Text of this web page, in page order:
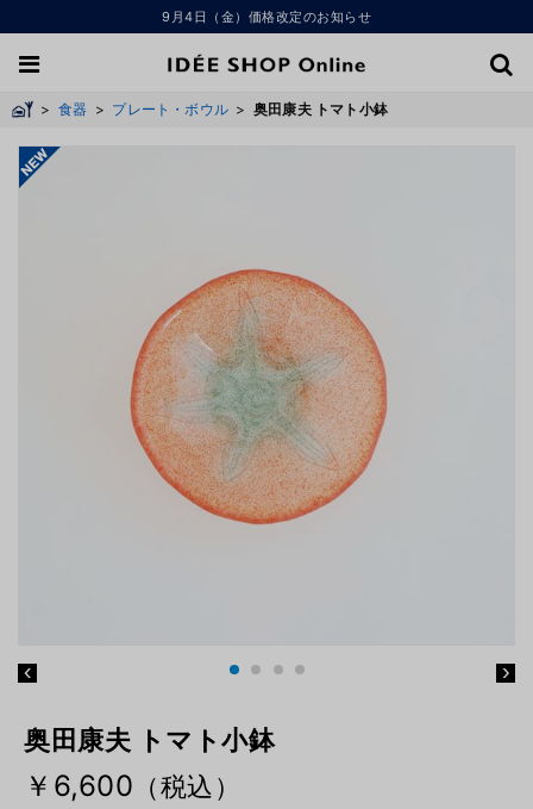
9月4日（金）価格改定のお知らせ
> 食器 > プレート・ボウル >奥田康夫 トマト小鉢
奥田康夫 トマト小鉢
￥6,600 （税込）